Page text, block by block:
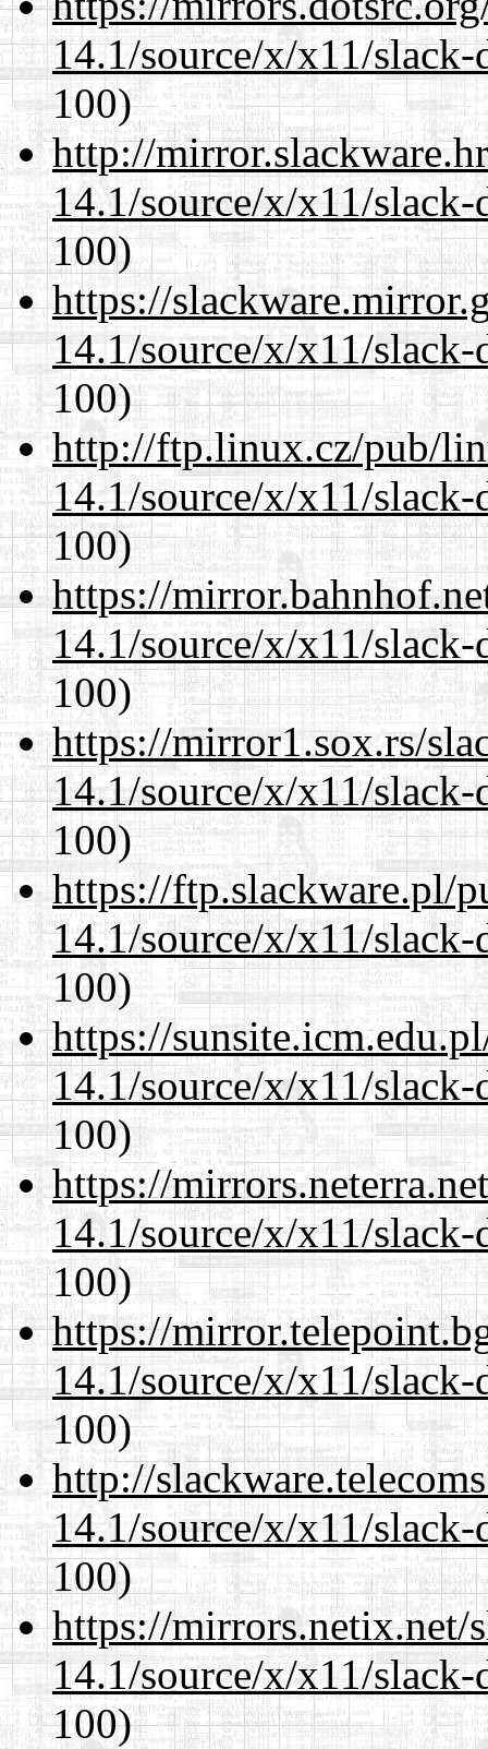
14.1/source/x/x11/
100)
http://
14.1/source/x/x11/
100)
https://
14.1/source/x/x11/
100)
http://ftp.linux.cz/pub/
14.1/source/x/x11/
100)
https://
14.1/source/x/x11/
100)
https://mirror1.sox.rs/
14.1/source/x/x11/
100)
https://ftp.slackware.pl/
14.1/source/x/x11/
100)
https://
14.1/source/x/x11/
100)
https://
14.1/source/x/x11/
100)
https://
14.1/source/x/x11/
100)
http://
14.1/source/x/x11/
100)
https://mirrors.netix.net/
14.1/source/x/x11/
100)